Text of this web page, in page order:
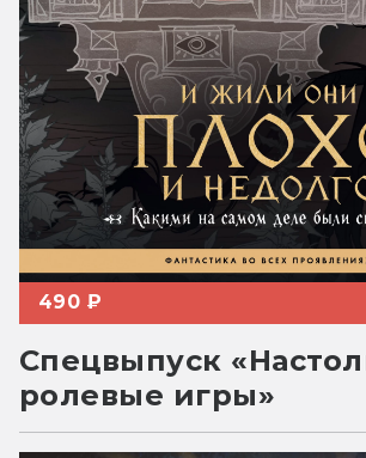
490 ₽
Спецвыпуск
ролевые игры»